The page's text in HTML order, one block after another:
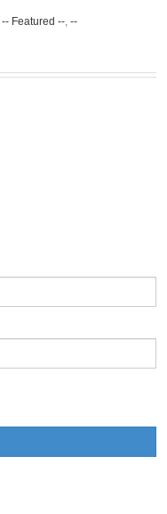
-- Featured --, --